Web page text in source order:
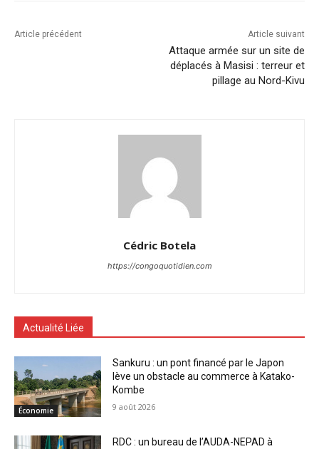
Article précédent Article suivant
Attaque armée sur un site de
déplacés à Masisi : terreur et
pillage au Nord-Kivu
Cédric Botela
https://congoquotidien.com
Actualité Liée
Économie
Sankuru : un pont financé par le Japon
lève un obstacle au commerce à Katako-
Kombe
9 août 2026
RDC : un bureau de l’AUDA-NEPAD à